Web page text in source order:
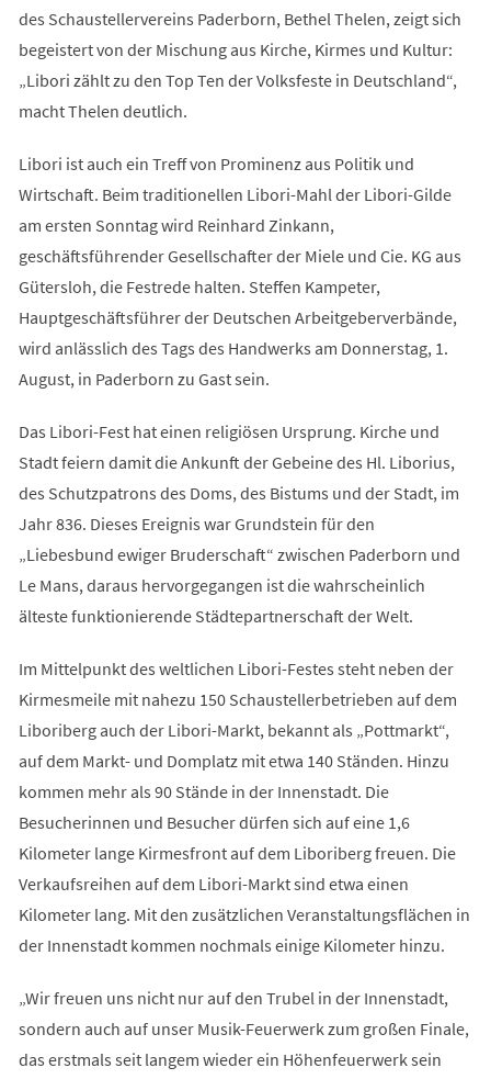
des Schaustellervereins Paderborn, Bethel Thelen, zeigt sich
begeistert von der Mischung aus Kirche, Kirmes und Kultur:
„Libori zählt zu den Top Ten der Volksfeste in Deutschland“,
macht Thelen deutlich.
Libori ist auch ein Treff von Prominenz aus Politik und
Wirtschaft. Beim traditionellen Libori-Mahl der Libori-Gilde
am ersten Sonntag wird Reinhard Zinkann,
geschäftsführender Gesellschafter der Miele und Cie. KG aus
Gütersloh, die Festrede halten. Steffen Kampeter,
Hauptgeschäftsführer der Deutschen Arbeitgeberverbände,
wird anlässlich des Tags des Handwerks am Donnerstag, 1.
August, in Paderborn zu Gast sein.
Das Libori-Fest hat einen religiösen Ursprung. Kirche und
Stadt feiern damit die Ankunft der Gebeine des Hl. Liborius,
des Schutzpatrons des Doms, des Bistums und der Stadt, im
Jahr 836. Dieses Ereignis war Grundstein für den
„Liebesbund ewiger Bruderschaft“ zwischen Paderborn und
Le Mans, daraus hervorgegangen ist die wahrscheinlich
älteste funktionierende Städtepartnerschaft der Welt.
Im Mittelpunkt des weltlichen Libori-Festes steht neben der
Kirmesmeile mit nahezu 150 Schaustellerbetrieben auf dem
Liboriberg auch der Libori-Markt, bekannt als „Pottmarkt“,
auf dem Markt- und Domplatz mit etwa 140 Ständen. Hinzu
kommen mehr als 90 Stände in der Innenstadt. Die
Besucherinnen und Besucher dürfen sich auf eine 1,6
Kilometer lange Kirmesfront auf dem Liboriberg freuen. Die
Verkaufsreihen auf dem Libori-Markt sind etwa einen
Kilometer lang. Mit den zusätzlichen Veranstaltungsflächen in
der Innenstadt kommen nochmals einige Kilometer hinzu.
„Wir freuen uns nicht nur auf den Trubel in der Innenstadt,
sondern auch auf unser Musik-Feuerwerk zum großen Finale,
das erstmals seit langem wieder ein Höhenfeuerwerk sein